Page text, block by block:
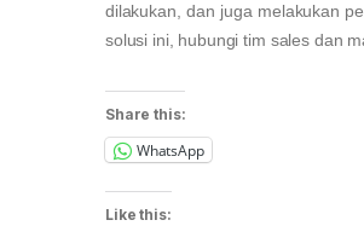
dilakukan, dan juga melakukan
solusi ini, hubungi tim sales dan
Share this:
WhatsApp
Like this: